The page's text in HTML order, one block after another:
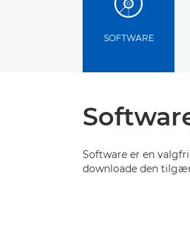
SOFTWARE
Software er en
downloade den